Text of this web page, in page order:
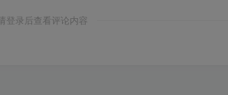
登录后查看评论内容